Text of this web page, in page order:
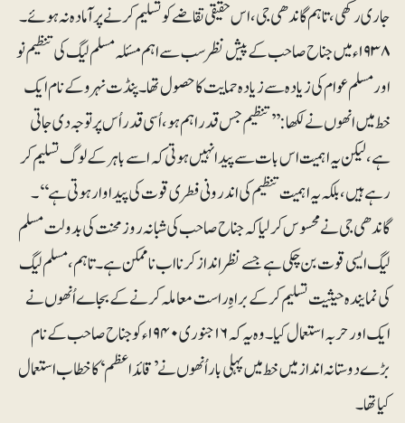
جاری رکھی، تاہم گاندھی جی، اس حقیقی تقاضے کو تسلیم کرنے پر آمادہ نہ ہوئے۔
۱۹۳۸ء میں جناح صاحب کے پیش نظر سب سے اہم مسئلہ مسلم لیگ کی تنظیم نو
اور مسلم عوام کی زیادہ سے زیادہ حمایت کا حصول تھا۔ پنڈت نہرو کے نام ایک
خط میں انھوں نے لکھا: ’’تنظیم جس قدر اہم ہو، اُسی قدر اُس پر توجہ دی جاتی
ہے، لیکن یہ اہمیت اس بات سے پیدا نہیں ہوتی کہ اسے باہر کے لوگ تسلیم کر
رہے ہیں، بلکہ یہ اہمیت تنظیم کی اندرونی فطری قوت کی پیداوار ہوتی ہے‘‘۔
گاندھی جی نے محسوس کرلیا کہ جناح صاحب کی شبانہ روز محنت کی بدولت مسلم
لیگ ایسی قوت بن چکی ہے جسے نظرانداز کرنا اب ناممکن ہے۔تاہم، مسلم لیگ
کی نمایندہ حیثیت تسلیم کر کے براہِ راست معاملہ کرنے کے بجاے اُنھوں نے
ایک اور حربہ استعمال کیا۔ وہ یہ کہ ۱۶ جنوری ۱۹۴۰ء کو جناح صاحب کے نام
بڑے دوستانہ انداز میں خط میں پہلی بار اُنھوں نے ’قائداعظم‘ کا خطاب استعمال
کیا تھا۔